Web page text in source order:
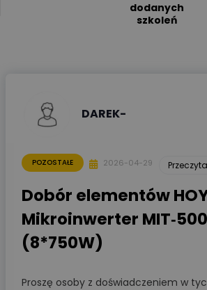
dodanych
szkoleń
DAREK-
POZOSTAŁE 2026-04-29
Dobór elementów
Mikroinwerter
(8*750W)
Proszę osoby z doświadczeniem w